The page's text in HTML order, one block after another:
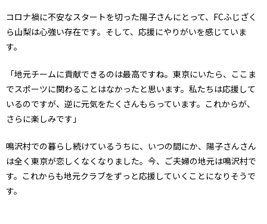
コロナ禍に不安なスタートを切った陽子さんにとって、FCふじざく
ら山梨は心強い存在です。そして、応援にやりがいを感じていま
す。
「地元チームに貢献できるのは最高ですね。東京にいたら、ここま
でスポーツに関わることはなかったと思います。私たちは応援して
いるのですが、逆に元気をたくさんもらっています。これからが、
さらに楽しみです」
鳴沢村での暮らし続けているうちに、いつの間にか、陽子さんさん
は全く東京が恋しくなくなりました。今、ご夫婦の地元は鳴沢村で
す。これからも地元クラブをずっと応援していくことになりそうで
す。